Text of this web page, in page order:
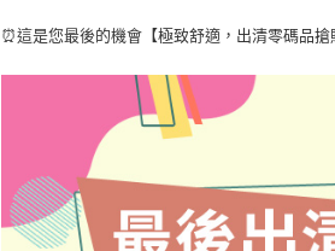
⏰這是您最後的機會【極致舒適，出清零碼品搶